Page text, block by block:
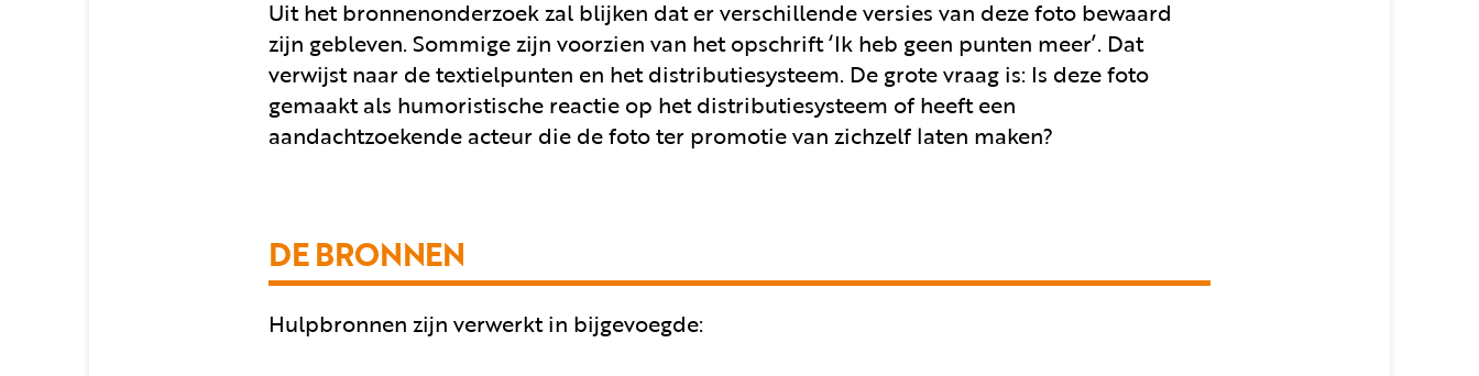
Uit het bronnenonderzoek zal blijken dat er verschillende versies van deze foto bewaard
zijn gebleven. Sommige zijn voorzien van het opschrift ‘Ik heb geen punten meer’. Dat
verwijst naar de textielpunten en het distributiesysteem. De grote vraag is: Is deze foto
gemaakt als humoristische reactie op het distributiesysteem of heeft een
aandachtzoekende acteur die de foto ter promotie van zichzelf laten maken?
DE BRONNEN
Hulpbronnen zijn verwerkt in bijgevoegde: